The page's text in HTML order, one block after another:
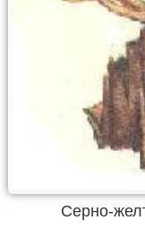
Серно-